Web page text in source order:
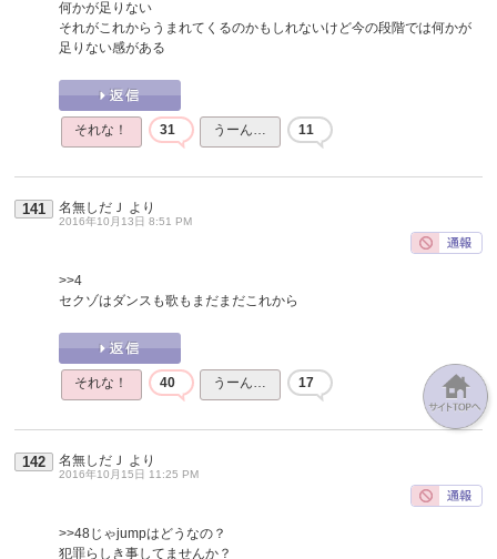
何かが足りない
それがこれからうまれてくるのかもしれないけど今の段階では何かが
足りない感がある
それな！ 31 うーん… 11
141 名無しだＪ より
2016年10月13日 8:51 PM
>>4
セクゾはダンスも歌もまだまだこれから
それな！ 40 うーん… 17
142 名無しだＪ より
2016年10月15日 11:25 PM
>>48じゃjumpはどうなの？
犯罪らしき事してませんか？